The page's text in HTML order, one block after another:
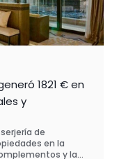
1821 € en
y
de
en la
y las